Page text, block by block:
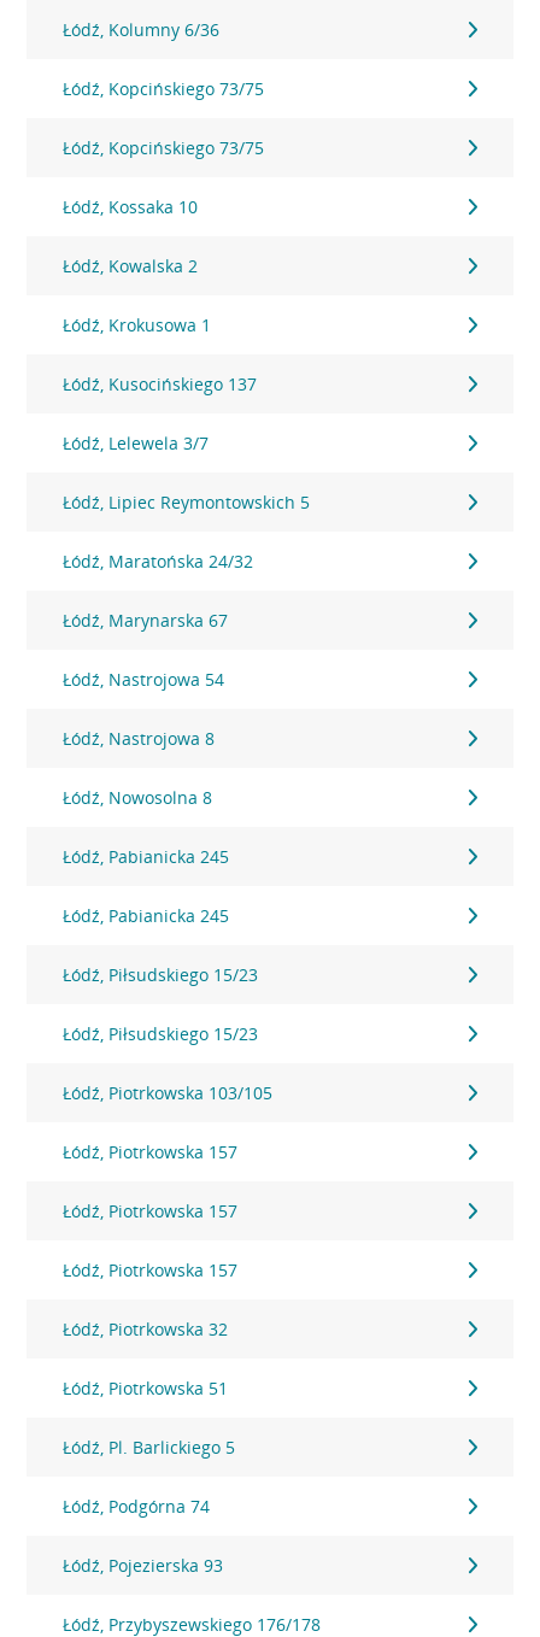
Łódź, Kolumny 6/36
Łódź, Kopcińskiego 73/75
Łódź, Kopcińskiego 73/75
Łódź, Kossaka 10
Łódź, Kowalska 2
Łódź, Krokusowa 1
Łódź, Kusocińskiego 137
Łódź, Lelewela 3/7
Łódź, Lipiec Reymontowskich 5
Łódź, Maratońska 24/32
Łódź, Marynarska 67
Łódź, Nastrojowa 54
Łódź, Nastrojowa 8
Łódź, Nowosolna 8
Łódź, Pabianicka 245
Łódź, Pabianicka 245
Łódź, Piłsudskiego 15/23
Łódź, Piłsudskiego 15/23
Łódź, Piotrkowska 103/105
Łódź, Piotrkowska 157
Łódź, Piotrkowska 157
Łódź, Piotrkowska 157
Łódź, Piotrkowska 32
Łódź, Piotrkowska 51
Łódź, Pl. Barlickiego 5
Łódź, Podgórna 74
Łódź, Pojezierska 93
Łódź, Przybyszewskiego 176/178